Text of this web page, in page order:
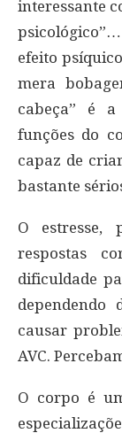
interessante
efeito
mera
cabeça” é
funções do
capaz de
bastante
O estresse,
respostas
dificuldade
dependendo
causar
AVC.
O corpo é